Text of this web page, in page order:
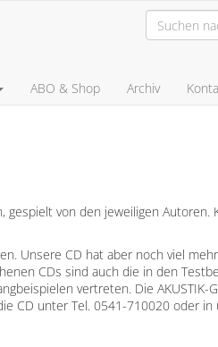
ABO & Shop Archiv
gespielt von den jeweiligen Autoren.
Unsere CD hat aber noch viel
CDs sind auch die in den
vertreten. Die AKUSTIK-
CD unter Tel. 0541-710020 oder in